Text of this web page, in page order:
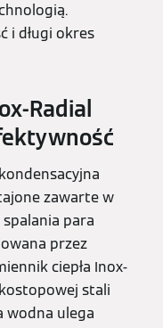
i długi okres
Radial
zawarte w
para
przez
ciepła Inox-
stali
wodna ulega